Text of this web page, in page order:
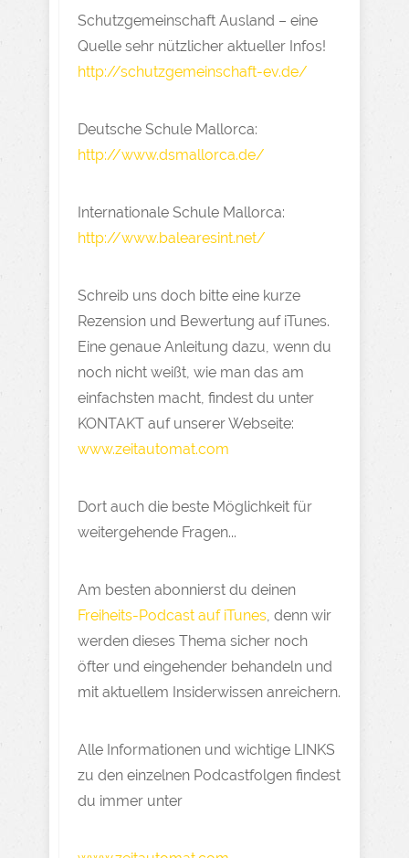
Schutzgemeinschaft Ausland – eine
Quelle sehr nützlicher aktueller Infos!
http://schutzgemeinschaft-ev.de/
Deutsche Schule Mallorca:
http://www.dsmallorca.de/
Internationale Schule Mallorca:
http://www.balearesint.net/
Schreib uns doch bitte eine kurze
Rezension und Bewertung auf iTunes.
Eine genaue Anleitung dazu, wenn du
noch nicht weißt, wie man das am
einfachsten macht, findest du unter
KONTAKT auf unserer Webseite:
www.zeitautomat.com
Dort auch die beste Möglichkeit für
weitergehende Fragen...
Am besten abonnierst du deinen
Freiheits-Podcast auf iTunes, denn wir
werden dieses Thema sicher noch
öfter und eingehender behandeln und
mit aktuellem Insiderwissen anreichern.
Alle Informationen und wichtige LINKS
zu den einzelnen Podcastfolgen findest
du immer unter